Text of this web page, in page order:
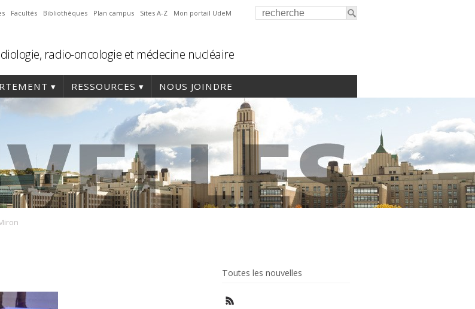
Facultés Bibliothèques Plan campus Sites A-Z Mon portail UdeM
radio-oncologie et médecine nucléaire
RESSOURCES NOUS JOINDRE
Toutes les nouvelles